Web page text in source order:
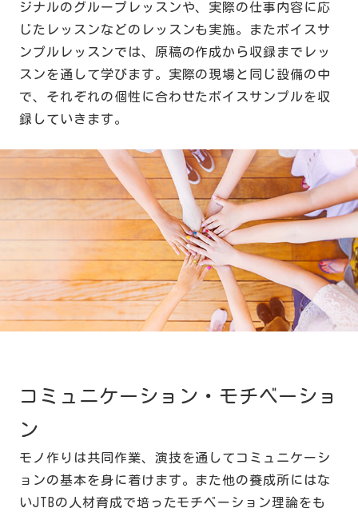
ジナルのグループレッスンや、実際の仕事内容に応
じたレッスンなどのレッスンも実施。またボイスサ
ンプルレッスンでは、原稿の作成から収録までレッ
スンを通して学びます。実際の現場と同じ設備の中
で、それぞれの個性に合わせたボイスサンプルを収
録していきます。
コミュニケーション・モチベーショ
ン
モノ作りは共同作業、演技を通してコミュニケーシ
ョンの基本を身に着けます。また他の養成所にはな
いJTBの人材育成で培ったモチベーション理論をも